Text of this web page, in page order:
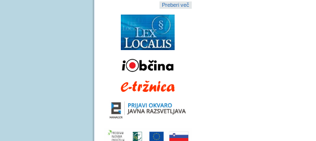
Preberi več